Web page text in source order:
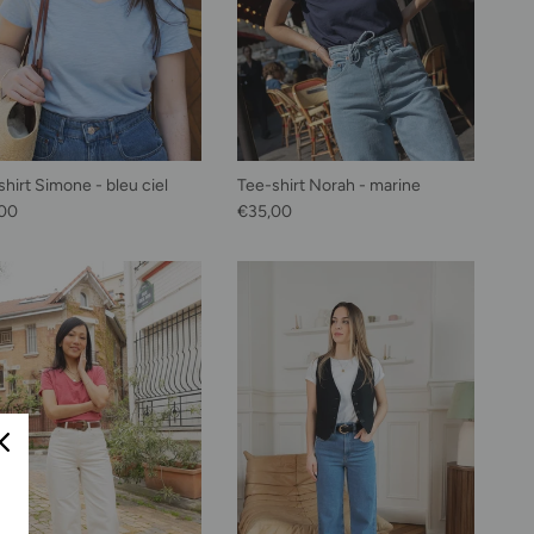
Simone - bleu ciel
Tee-shirt Norah - marine
Prix habituel
€35,00